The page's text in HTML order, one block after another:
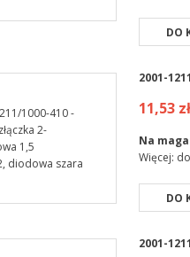
DO
2001-
11,53 zł
Na
Więcej:
DO
2001-